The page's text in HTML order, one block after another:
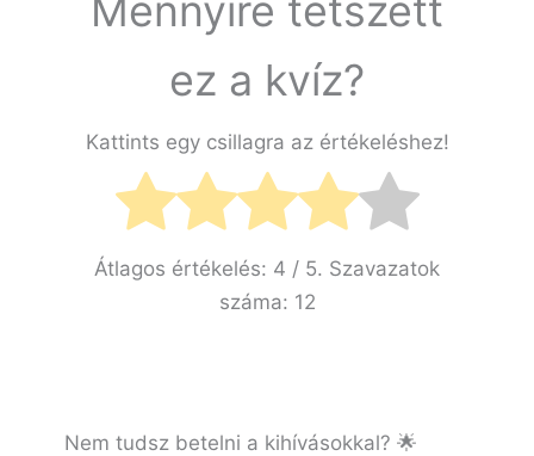
Mennyire tetszett
ez a kvíz?
Kattints egy csillagra az értékeléshez!
Átlagos értékelés: 4 / 5. Szavazatok
száma: 12
Nem tudsz betelni a kihívásokkal? 🌟